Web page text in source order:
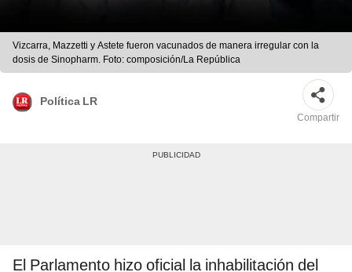
Vizcarra, Mazzetti y Astete fueron vacunados de manera irregular con la
dosis de Sinopharm. Foto: composición/La República
Política LR
Compartir
El Parlamento hizo oficial la inhabilitación del